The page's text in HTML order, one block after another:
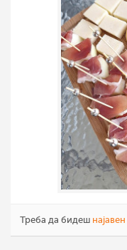
Треба да бидеш најавен